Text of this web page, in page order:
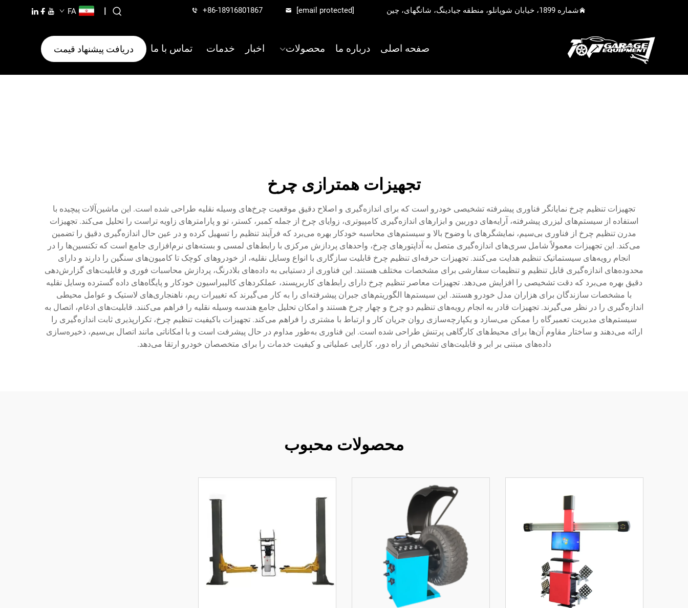
شماره 1899، خیابان شوپانلو، منطقه جیادینگ، شانگهای، چین +86-18916801867 [email protected]
|
FA
صفحه اصلی درباره ما محصولات اخبار خدمات تماس با ما دریافت پیشنهاد قیمت
تجهیزات همترازی چرخ
تجهیزات تنظیم چرخ نمایانگر فناوری پیشرفته تشخیصی خودرو است که برای اندازه‌گیری و اصلاح دقیق موقعیت چرخ‌های وسیله نقلیه طراحی شده است. این ماشین‌آلات پیچیده با
استفاده از سیستم‌های لیزری پیشرفته، آرایه‌های دوربین و ابزارهای اندازه‌گیری کامپیوتری، زوایای چرخ از جمله کمبر، کستر، تو و پارامترهای زاویه تراست را تحلیل می‌کند. تجهیزات
مدرن تنظیم چرخ از فناوری بی‌سیم، نمایشگرهای با وضوح بالا و سیستم‌های محاسبه خودکار بهره می‌برد که فرآیند تنظیم را تسهیل کرده و در عین حال اندازه‌گیری دقیق را تضمین
می‌کند. این تجهیزات معمولاً شامل سری‌های اندازه‌گیری متصل به آداپتورهای چرخ، واحدهای پردازش مرکزی با رابط‌های لمسی و بسته‌های نرم‌افزاری جامع است که تکنسین‌ها را در
انجام رویه‌های سیستماتیک تنظیم هدایت می‌کنند. تجهیزات حرفه‌ای تنظیم چرخ قابلیت سازگاری با انواع وسایل نقلیه، از خودروهای کوچک تا کامیون‌های سنگین را دارند و دارای
محدوده‌های اندازه‌گیری قابل تنظیم و تنظیمات سفارشی برای مشخصات مختلف هستند. این فناوری از دستیابی به داده‌های بلادرنگ، پردازش محاسبات فوری و قابلیت‌های گزارش‌دهی
دقیق بهره می‌برد که دقت تشخیصی را افزایش می‌دهد. تجهیزات معاصر تنظیم چرخ دارای رابط‌های کاربرپسند، عملکردهای کالیبراسیون خودکار و پایگاه‌های داده گسترده وسایل نقلیه
با مشخصات سازندگان برای هزاران مدل خودرو هستند. این سیستم‌ها الگوریتم‌های جبران پیشرفته‌ای را به کار می‌گیرند که تغییرات ریم، ناهنجاری‌های لاستیک و عوامل محیطی
اندازه‌گیری را در نظر می‌گیرند. تجهیزات قادر به انجام رویه‌های تنظیم دو چرخ و چهار چرخ هستند و امکان تحلیل جامع هندسه وسیله نقلیه را فراهم می‌کنند. قابلیت‌های ادغام، اتصال به
سیستم‌های مدیریت تعمیرگاه را ممکن می‌سازد و یکپارچه‌سازی روان جریان کار و ارتباط با مشتری را فراهم می‌کند. تجهیزات باکیفیت تنظیم چرخ، تکرارپذیری ثابت اندازه‌گیری را
ارائه می‌دهند و ساختار مقاوم آن‌ها برای محیط‌های کارگاهی پرتنش طراحی شده است. این فناوری به‌طور مداوم در حال پیشرفت است و با امکاناتی مانند اتصال بی‌سیم، ذخیره‌سازی
داده‌های مبتنی بر ابر و قابلیت‌های تشخیص از راه دور، کارایی عملیاتی و کیفیت خدمات را برای متخصصان خودرو ارتقا می‌دهد.
محصولات محبوب